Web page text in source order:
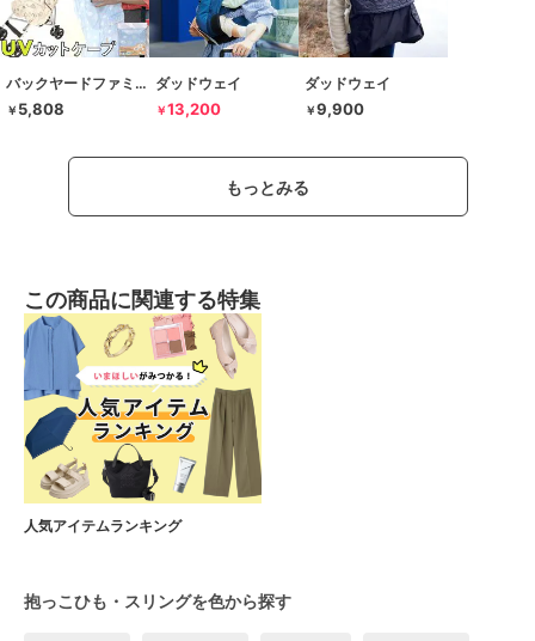
バックヤードファミリー
￥ 5,808
ダッドウェイ
￥13,200
ダッドウェイ
￥9,900
もっとみる
この商品に関連する特集
人気アイテムランキング
抱っこひも・スリングを色から探す